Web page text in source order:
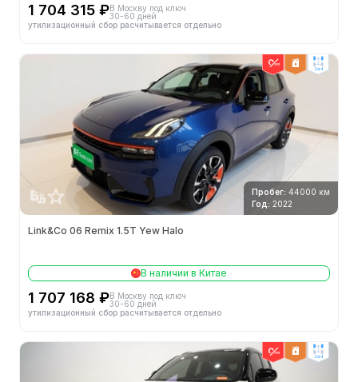
1 704 315 ₽В Москву под ключ
30-60 дней
утилизационный сбор расчитывается отдельно
2wd
Пробег: 44000 км
Год: 2022
Link&Co 06 Remix 1.5T Yew Halo
В наличии в Китае
1 707 168 ₽В Москву под ключ
30-60 дней
утилизационный сбор расчитывается отдельно
2wd